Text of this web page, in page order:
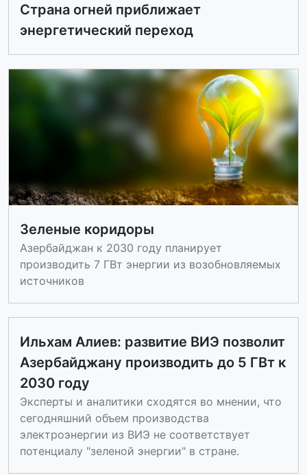
Страна огней приближает
энергетический переход
Зеленые коридоры
Азербайджан к 2030 году планирует
производить 7 ГВт энергии из возобновляемых
источников
Ильхам Алиев: развитие ВИЭ позволит
Азербайджану производить до 5 ГВт к
2030 году
Эксперты и аналитики сходятся во мнении, что
сегодняшний объем производства
электроэнергии из ВИЭ не соответствует
потенциалу "зеленой энергии" в стране.